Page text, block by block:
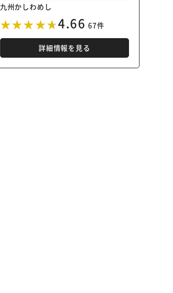
九州かしわめし
4.66 67件
詳細情報を見る